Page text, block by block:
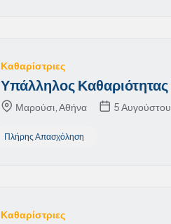
Καθαρίστριες
Υπάλληλος
Μαρούσι, Αθήνα 5
Πλήρης Απασχόληση
Καθαρίστριες